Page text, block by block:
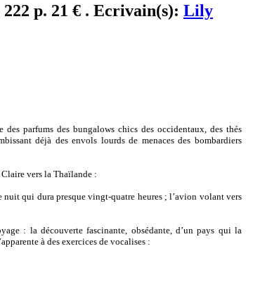
p. 21 € . Ecrivain(s): Lily
parfums des bungalows chics des occidentaux, des thés
déjà des envols lourds de menaces des bombardiers
vers la Thaïlande :
qui dura presque vingt-quatre heures ; l’avion volant vers
: la découverte fascinante, obsédante, d’un pays qui la
à des exercices de vocalises :